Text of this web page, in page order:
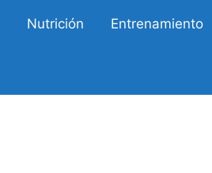
Nutrición Entrenamiento